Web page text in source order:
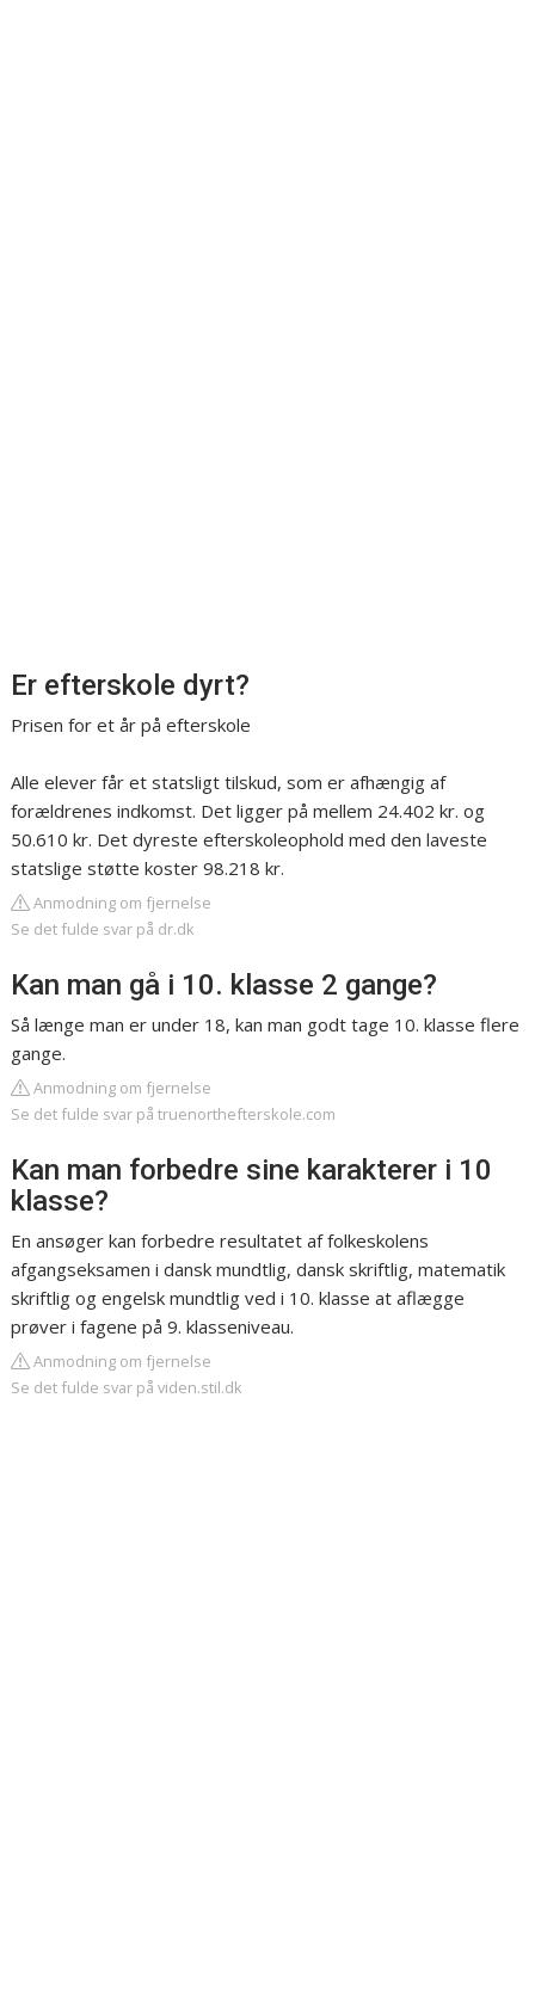
Er efterskole dyrt?
Prisen for et år på efterskole
Alle elever får et statsligt tilskud, som er afhængig af
forældrenes indkomst. Det ligger på mellem 24.402 kr. og
50.610 kr. Det dyreste efterskoleophold med den laveste
statslige støtte koster 98.218 kr.
Anmodning om fjernelse
Se det fulde svar på dr.dk
Kan man gå i 10. klasse 2 gange?
Så længe man er under 18, kan man godt tage 10. klasse flere
gange.
Anmodning om fjernelse
Se det fulde svar på truenorthefterskole.com
Kan man forbedre sine karakterer i 10
klasse?
En ansøger kan forbedre resultatet af folkeskolens
afgangseksamen i dansk mundtlig, dansk skriftlig, matematik
skriftlig og engelsk mundtlig ved i 10. klasse at aflægge
prøver i fagene på 9. klasseniveau.
Anmodning om fjernelse
Se det fulde svar på viden.stil.dk